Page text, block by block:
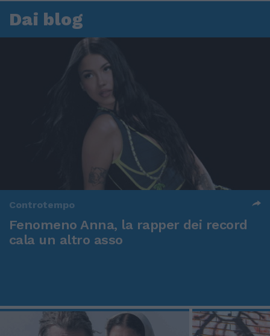
Dai blog
Controtempo
Fenomeno Anna, la rapper dei record
cala un altro asso